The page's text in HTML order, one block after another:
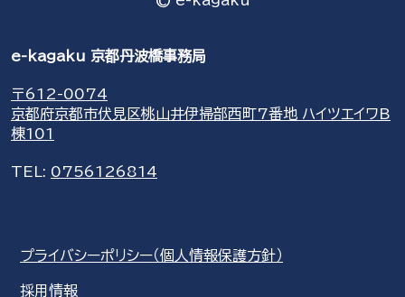
e-kagaku 京都丹波橋事務局
〒612-0074
京都府京都市伏見区桃山井伊掃部西町7番地 ハイツエイワB
棟101
TEL: 0756126814
プライバシーポリシー（個人情報保護方針）
採用情報